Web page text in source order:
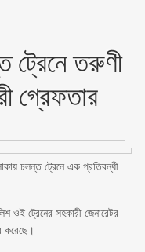
ট্রেনে তরুণী
গ্রেফতার
চলন্ত ট্রেনে এক প্রতিবন্ধী
ওই ট্রেনের সহকারী জেনারেটর
করেছে।